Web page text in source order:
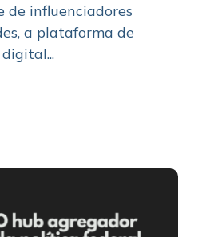
de influenciadores
a plataforma de